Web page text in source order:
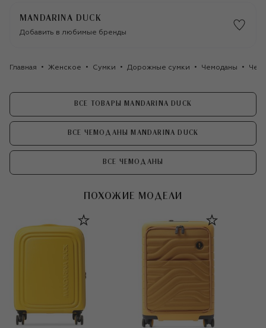
MANDARINA DUCK
Добавить в любимые бренды
Главная Женское Сумки Дорожные сумки Чемоданы
ВСЕ ТОВАРЫ MANDARINA DUCK
ВСЕ ЧЕМОДАНЫ MANDARINA DUCK
ВСЕ ЧЕМОДАНЫ
ПОХОЖИЕ МОДЕЛИ